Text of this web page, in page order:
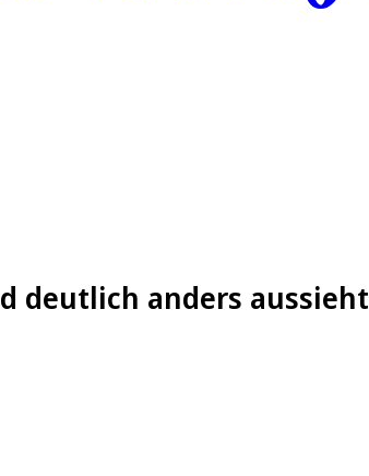
deutlich anders aussieht